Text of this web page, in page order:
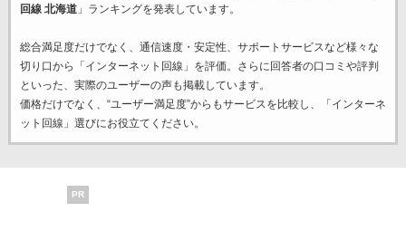
回線 北海道」ランキングを発表しています。
総合満足度だけでなく、通信速度・安定性、サポートサービスなど様々な
切り口から「インターネット回線」を評価。さらに回答者の口コミや評判
といった、実際のユーザーの声も掲載しています。
価格だけでなく、“ユーザー満足度”からもサービスを比較し、「インターネ
ット回線」選びにお役立てください。
PR